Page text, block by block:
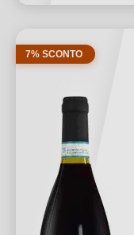
7% SCONTO